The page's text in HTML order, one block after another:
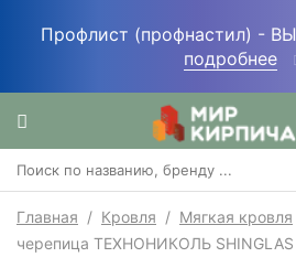
Профлист (профнастил) -
подробнее
Главная / Кровля / Мягкая кровля
черепица ТЕХНОНИКОЛЬ SHINGLAS